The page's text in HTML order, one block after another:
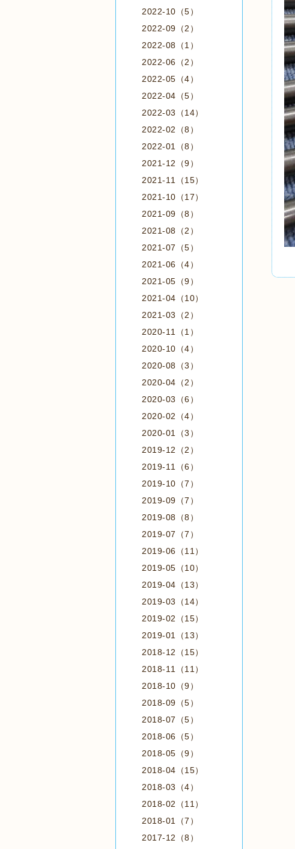
2022-10（5）
2022-09（2）
2022-08（1）
2022-06（2）
2022-05（4）
2022-04（5）
2022-03（14）
2022-02（8）
2022-01（8）
2021-12（9）
2021-11（15）
2021-10（17）
2021-09（8）
2021-08（2）
2021-07（5）
2021-06（4）
2021-05（9）
2021-04（10）
2021-03（2）
2020-11（1）
2020-10（4）
2020-08（3）
2020-04（2）
2020-03（6）
2020-02（4）
2020-01（3）
2019-12（2）
2019-11（6）
2019-10（7）
2019-09（7）
2019-08（8）
2019-07（7）
2019-06（11）
2019-05（10）
2019-04（13）
2019-03（14）
2019-02（15）
2019-01（13）
2018-12（15）
2018-11（11）
2018-10（9）
2018-09（5）
2018-07（5）
2018-06（5）
2018-05（9）
2018-04（15）
2018-03（4）
2018-02（11）
2018-01（7）
2017-12（8）